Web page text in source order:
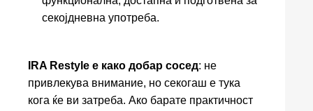
секојдневна употреба.
IRA Restyle е како добар сосед: не
привлекува внимание, но секогаш е тука
кога ќе ви затреба. Ако барате практичност